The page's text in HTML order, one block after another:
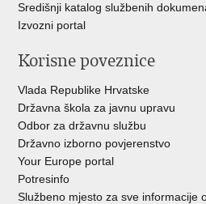
Središnji katalog službenih
Izvozni portal
Korisne poveznice
Vlada Republike Hrvatske
Državna škola za javnu upravu
Odbor za državnu službu
Državno izborno povjerenstvo
Your Europe portal
Potresinfo
Službeno mjesto za sve informacije